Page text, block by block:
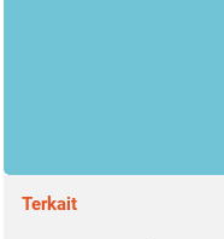
Terkait